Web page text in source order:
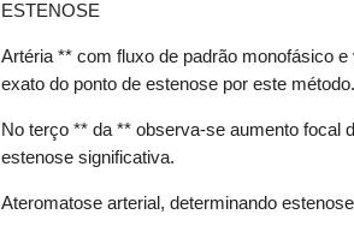
ESTENOSE
Artéria ** com fluxo de padrão monofásico
exato do ponto de estenose por este método.
No terço ** da ** observa-se aumento focal
estenose significativa.
Ateromatose arterial, determinando